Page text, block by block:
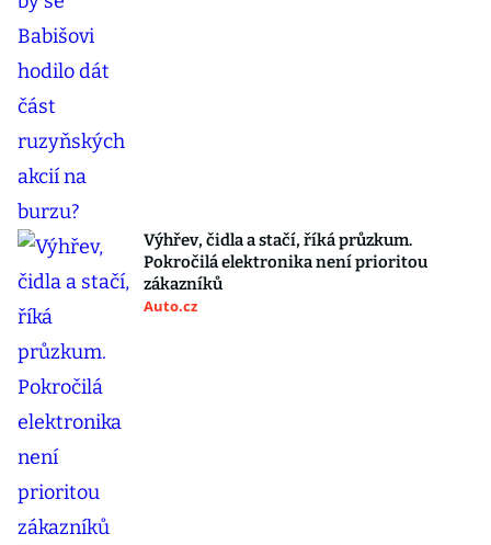
Výhřev, čidla a stačí, říká průzkum.
Pokročilá elektronika není prioritou
zákazníků
Auto.cz